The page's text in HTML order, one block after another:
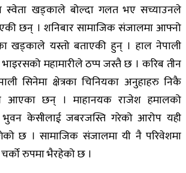
स्वेता खड्काले बोल्दा गलत भए सच्याउनले
छन् । शनिबार सामाजिक संजालमा आफ्नो
खड्काले यस्तो बताएकी हुन् । हाल नेपाली
भाइरसको महामारीले ठप्प जस्तै छ । करिब तीन
सिनेमा क्षेत्रका चिनियका अनुहाहरु निकै
आएका छन् । माहानयक राजेश हमालको
भुवन केसीलाई जबरजस्ति गरेको आरोप यही
छ । सामाजिक संजालमा यी नै परिवेशमा
चर्को रुपमा भैरहेको छ ।